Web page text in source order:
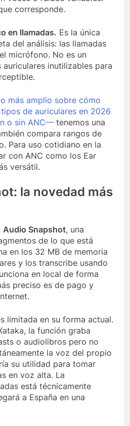
corresponde.
en llamadas. Es la única
del análisis: las llamadas
micrófono. No es un
inutilizables para
más amplio sobre cómo
de auriculares en 2026
o sin ANC— tenemos una
compara rangos de
Para uso cotidiano en la
con ANC como los Ear
versátil.
la novedad más
Audio Snapshot, una
de lo que está
en los 32 MB de memoria
y los transcribe usando
en local de forma
preciso es de pago y
limitada en su forma actual.
la función graba
o audiolibros pero no
la voz del propio
su utilidad para tomar
en voz alta. La
está técnicamente
a España en una